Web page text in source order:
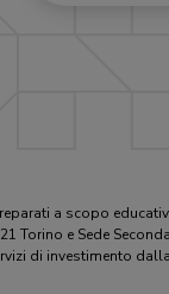
a scopo
Torino e Sede
di investimento